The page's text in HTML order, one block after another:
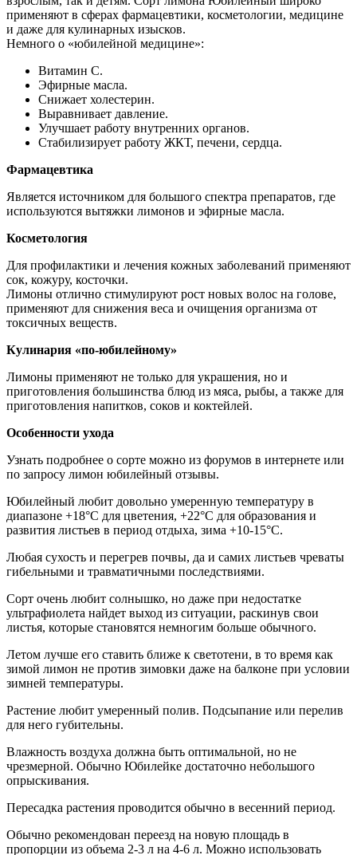
применяют в сферах фармацевтики, косметологии, медицине
и даже для кулинарных изысков.
Немного о «юбилейной медицине»:
Витамин С.
Эфирные масла.
Снижает холестерин.
Выравнивает давление.
Улучшает работу внутренних органов.
Стабилизирует работу ЖКТ, печени, сердца.
Фармацевтика
Является источником для большого спектра препаратов, где
используются вытяжки лимонов и эфирные масла.
Косметология
Для профилактики и лечения кожных заболеваний применяют
сок, кожуру, косточки.
Лимоны отлично стимулируют рост новых волос на голове,
применяют для снижения веса и очищения организма от
токсичных веществ.
Кулинария «по-юбилейному»
Лимоны применяют не только для украшения, но и
приготовления большинства блюд из мяса, рыбы, а также для
приготовления напитков, соков и коктейлей.
Особенности ухода
Узнать подробнее о сорте можно из форумов в интернете или
по запросу лимон юбилейный отзывы.
Юбилейный любит довольно умеренную температуру в
диапазоне +18°С для цветения, +22°С для образования и
развития листьев в период отдыха, зима +10-15°С.
Любая сухость и перегрев почвы, да и самих листьев чреваты
гибельными и травматичными последствиями.
Сорт очень любит солнышко, но даже при недостатке
ультрафиолета найдет выход из ситуации, раскинув свои
листья, которые становятся немногим больше обычного.
Летом лучше его ставить ближе к светотени, в то время как
зимой лимон не против зимовки даже на балконе при условии
зимней температуры.
Растение любит умеренный полив. Подсыпание или перелив
для него губительны.
Влажность воздуха должна быть оптимальной, но не
чрезмерной. Обычно Юбилейке достаточно небольшого
опрыскивания.
Пересадка растения проводится обычно в весенний период.
Обычно рекомендован переезд на новую площадь в
пропорции из объема 2-3 л на 4-6 л. Можно использовать